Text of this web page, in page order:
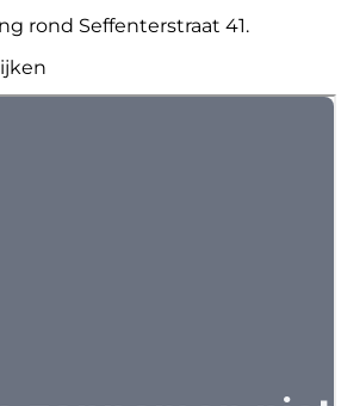
rond Seffenterstraat 41.